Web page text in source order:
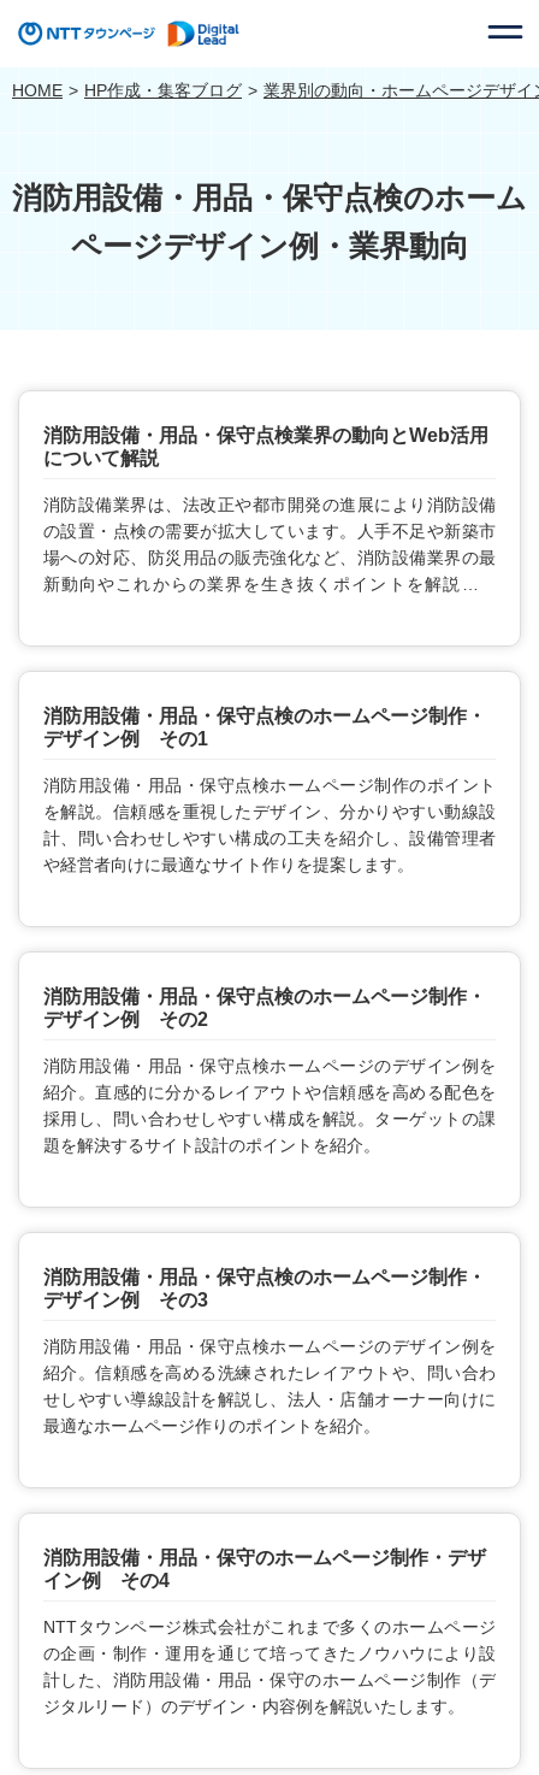
HOME HP作成・集客ブログ 業界別の動向・ホームページデザイ
消防用設備・用品・保守点検のホーム
ページデザイン例・業界動向
消防用設備・用品・保守点検業界の動向とWeb活用
について解説
消防設備業界は、法改正や都市開発の進展により消防設備
の設置・点検の需要が拡大しています。人手不足や新築市
場への対応、防災用品の販売強化など、消防設備業界の最
新動向やこれからの業界を生き抜くポイントを解説しま
消防用設備・用品・保守点検のホームページ制作・
デザイン例 その1
消防用設備・用品・保守点検ホームページ制作のポイント
を解説。信頼感を重視したデザイン、分かりやすい動線設
計、問い合わせしやすい構成の工夫を紹介し、設備管理者
や経営者向けに最適なサイト作りを提案します。
消防用設備・用品・保守点検のホームページ制作・
デザイン例 その2
消防用設備・用品・保守点検ホームページのデザイン例を
紹介。直感的に分かるレイアウトや信頼感を高める配色を
採用し、問い合わせしやすい構成を解説。ターゲットの課
題を解決するサイト設計のポイントを紹介。
消防用設備・用品・保守点検のホームページ制作・
デザイン例 その3
消防用設備・用品・保守点検ホームページのデザイン例を
紹介。信頼感を高める洗練されたレイアウトや、問い合わ
せしやすい導線設計を解説し、法人・店舗オーナー向けに
最適なホームページ作りのポイントを紹介。
消防用設備・用品・保守のホームページ制作・デザ
イン例 その4
NTTタウンページ株式会社がこれまで多くのホームページ
の企画・制作・運用を通じて培ってきたノウハウにより設
計した、消防用設備・用品・保守のホームページ制作（デ
ジタルリード）のデザイン・内容例を解説いたします。